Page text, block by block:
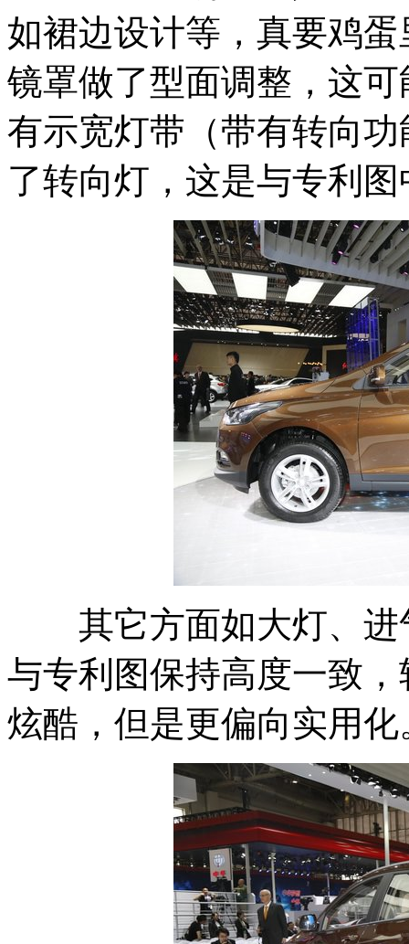
如裙边设计等，真要鸡
镜罩做了型面调整，这
有示宽灯带（带有转向
了转向灯，这是与专利
其它方面如大灯、进
与专利图保持高度一致
炫酷，但是更偏向实用化